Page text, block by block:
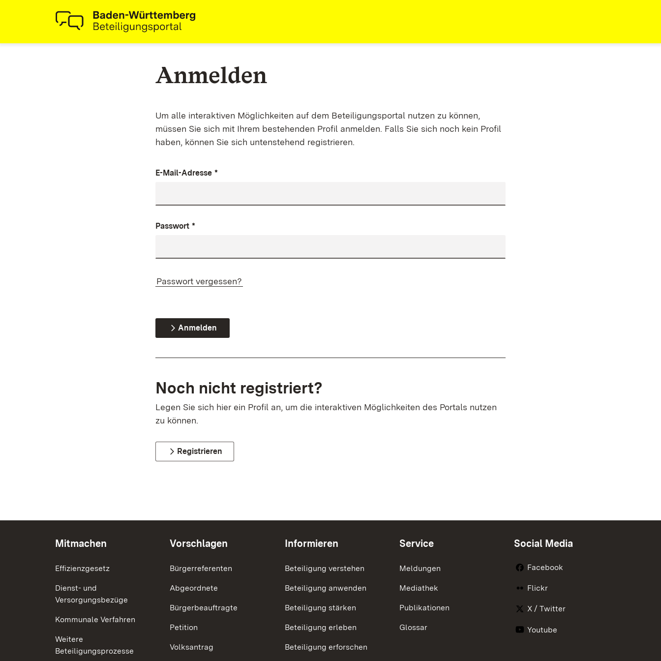
Anmelden
Um alle interaktiven Möglichkeiten auf dem Beteiligungsportal nutzen zu können,
müssen Sie sich mit Ihrem bestehenden Profil anmelden. Falls Sie sich noch kein Profil
haben, können Sie sich untenstehend registrieren.
E-Mail-Adresse *
Passwort *
Passwort vergessen?
Anmelden
Noch nicht registriert?
Legen Sie sich hier ein Profil an, um die interaktiven Möglichkeiten des Portals nutzen
zu können.
Registrieren
Mitmachen
Effizienzgesetz
Dienst- und
Versorgungsbezüge
Kommunale Verfahren
Weitere
Beteiligungsprozesse
Vorschlagen
Bürgerreferenten
Abgeordnete
Bürgerbeauftragte
Petition
Volksantrag
Informieren
Beteiligung verstehen
Beteiligung anwenden
Beteiligung stärken
Beteiligung erleben
Beteiligung erforschen
Service
Meldungen
Mediathek
Publikationen
Glossar
Social Media
Facebook
Flickr
X / Twitter
Youtube